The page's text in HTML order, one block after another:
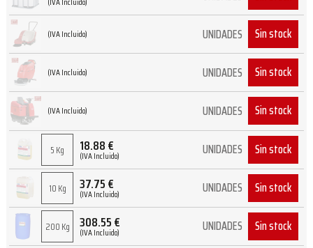
(IVA Incluido) UNIDADES Sin stock
(IVA Incluido) UNIDADES Sin stock
(IVA Incluido) UNIDADES Sin stock
5 Kg 18.88€
(IVA Incluido) UNIDADES Sin stock
10 Kg 37.75€
(IVA Incluido) UNIDADES Sin stock
200 Kg 308.55€
(IVA Incluido) UNIDADES Sin stock